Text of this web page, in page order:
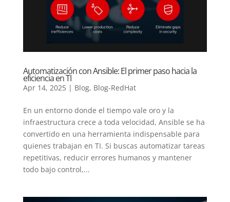
Automatización con Ansible: El primer paso hacia la
eficiencia en TI
Apr 14, 2025| Blog, Blog-RedHat
En un entorno donde el tiempo vale oro y la
infraestructura crece a toda velocidad, Ansible se ha
convertido en una herramienta indispensable para
quienes trabajan en TI. Si buscas automatizar tareas
repetitivas, reducir errores humanos y mantener
todo bajo control,...